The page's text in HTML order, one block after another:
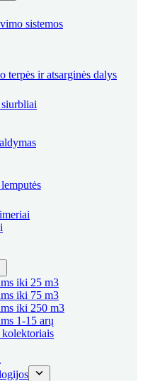
sistemos
terpės ir atsarginės dalys
iki 25 m3
iki 75 m3
iki 250 m3
1-15 arų
kolektoriais